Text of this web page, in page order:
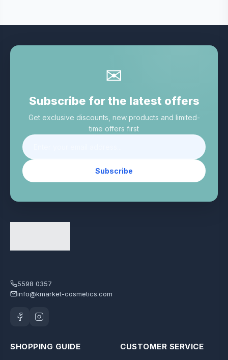
✉
Subscribe for the latest offers
Get exclusive discounts, new products and limited-
time offers first
Subscribe
5598 0357
info@kmarket-cosmetics.com
SHOPPING GUIDE CUSTOMER SERVICE